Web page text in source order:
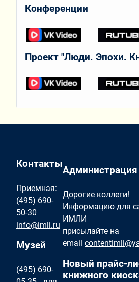
Конференции
Проект "Люди. Эпохи.
Контакты
Приемная:
(495) 690-
50-30
info@imli.ru
Музей
(495) 690-
Администрация
Дорогие коллеги!
Информацию для
ИМЛИ
присылайте на
email
Новый прайс-
книжного